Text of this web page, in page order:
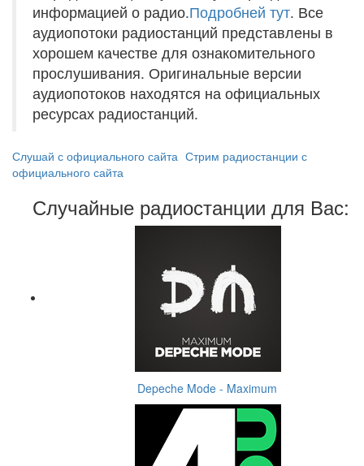
информацией о радио.Подробней тут. Все
аудиопотоки радиостанций представлены в
хорошем качестве для ознакомительного
прослушивания. Оригинальные версии
аудиопотоков находятся на официальных
ресурсах радиостанций.
Слушай с официального сайта Стрим радиостанции с
официального сайта
Случайные радиостанции для Вас:
Depeche Mode - Maximum